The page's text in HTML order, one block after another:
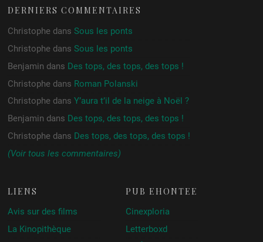
DERNIERS COMMENTAIRES
Christophe dans Sous les ponts
Christophe dans Sous les ponts
Benjamin dans Des tops, des tops, des tops !
Christophe dans Roman Polanski
Christophe dans Y’aura t’il de la neige à Noël ?
Benjamin dans Des tops, des tops, des tops !
Christophe dans Des tops, des tops, des tops !
(Voir tous les commentaires)
LIENS
Avis sur des films
La Kinopithèque
PUB ÉHONTÉE
Cinexploria
Letterboxd